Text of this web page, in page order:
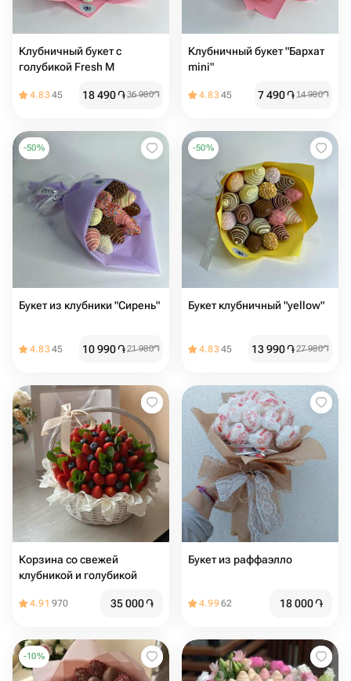
Клубничный букет с
голубикой Fresh M
4.8345 18 490֏36 980֏
Клубничный букет "Бархат
mini"
4.8345 7 490֏14 980֏
-50%
Букет из клубники "Сирень"
4.8345 10 990֏21 980֏
-50%
Букет клубничный "yellow"
4.8345 13 990֏27 980֏
Корзина со свежей
клубникой и голубикой
4.91 970 35 000֏
Букет из раффаэлло
4.9962 18 000֏
-10%